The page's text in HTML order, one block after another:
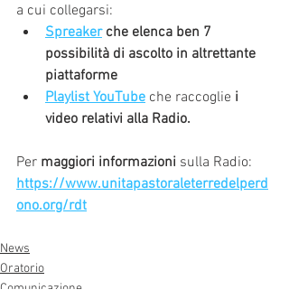
a cui collegarsi:
Spreaker che elenca ben 7
possibilità di ascolto in altrettante
piattaforme
Playlist YouTube che raccoglie i
video relativi alla Radio.
Per maggiori informazioni sulla Radio:
https://www.unitapastoraleterredelperd
ono.org/rdt
News
Oratorio
Comunicazione